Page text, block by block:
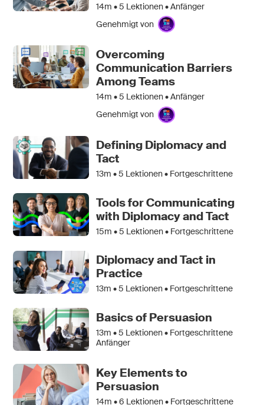
14m •5 Lektionen • Anfänger
Genehmigt von
Overcoming
Communication Barriers
Among Teams
14m •5 Lektionen • Anfänger
Genehmigt von
Defining Diplomacy and
Tact
13m •5 Lektionen • Fortgeschrittene
Tools for Communicating
with Diplomacy and Tact
15m •5 Lektionen • Fortgeschrittene
Diplomacy and Tact in
Practice
13m •5 Lektionen • Fortgeschrittene
Basics of Persuasion
13m •5 Lektionen • Fortgeschrittene
Anfänger
Key Elements to
Persuasion
14m •6 Lektionen • Fortgeschrittene